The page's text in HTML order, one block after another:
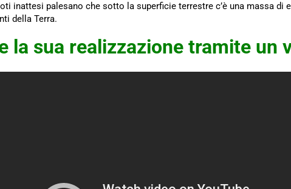
inattesi palesano che sotto la superficie terrestre c’è una massa di
della Terra.
la sua realizzazione tramite un